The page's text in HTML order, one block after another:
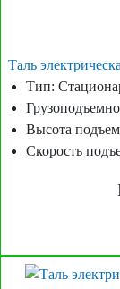
Таль
Тип:
Высота
Скорость